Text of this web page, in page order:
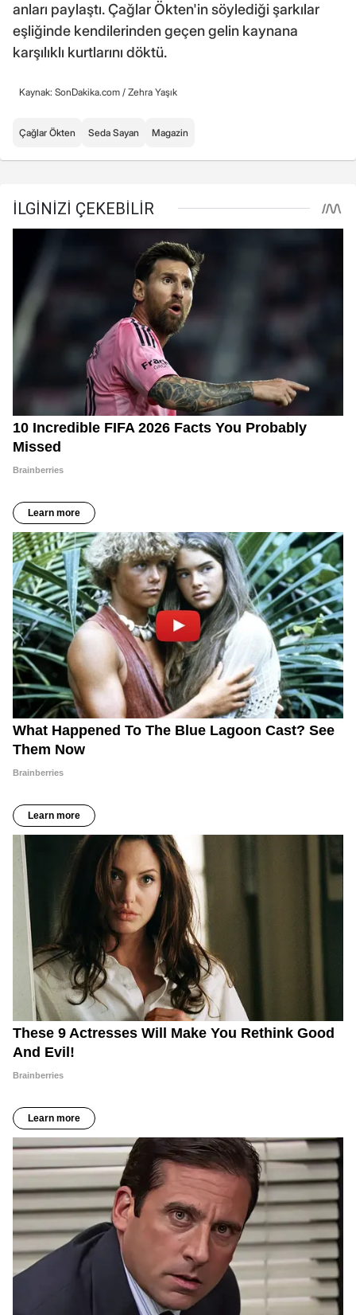
anları paylaştı. Çağlar Ökten'in söylediği şarkılar
eşliğinde kendilerinden geçen gelin kaynana
karşılıklı kurtlarını döktü.
Kaynak: SonDakika.com / Zehra Yaşık
Çağlar Ökten Seda Sayan Magazin